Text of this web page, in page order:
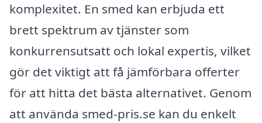
komplexitet. En smed kan erbjuda ett
brett spektrum av tjänster som
konkurrensutsatt och lokal expertis, vilket
gör det viktigt att få jämförbara offerter
för att hitta det bästa alternativet. Genom
att använda smed-pris.se kan du enkelt